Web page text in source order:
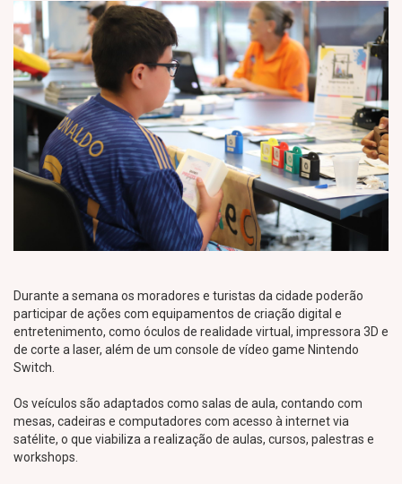
Durante a semana os moradores e turistas da cidade poderão
participar de ações com equipamentos de criação digital e
entretenimento, como óculos de realidade virtual, impressora 3D e
de corte a laser, além de um console de vídeo game Nintendo
Switch.
Os veículos são adaptados como salas de aula, contando com
mesas, cadeiras e computadores com acesso à internet via
satélite, o que viabiliza a realização de aulas, cursos, palestras e
workshops.